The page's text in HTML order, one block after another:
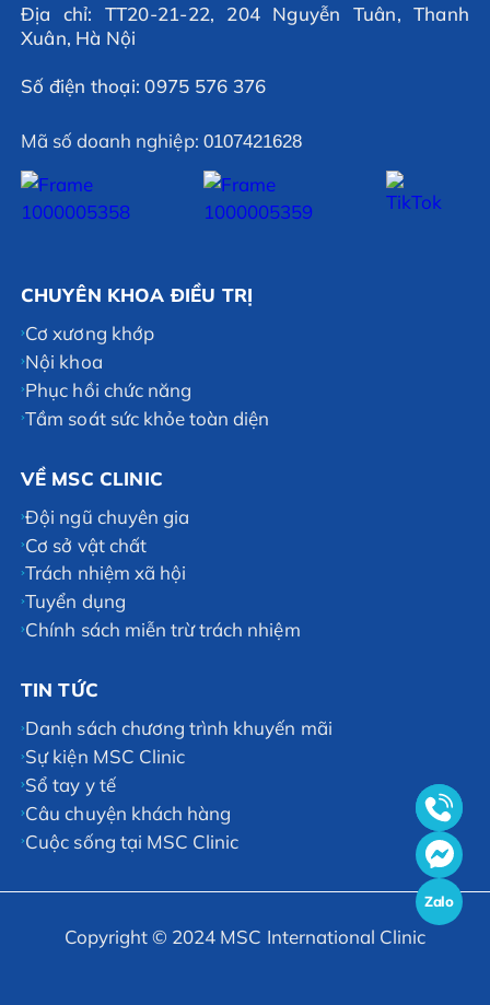
Địa chỉ: TT20-21-22, 204 Nguyễn Tuân, Thanh
Xuân, Hà Nội
Số điện thoại: 0975 576 376
Mã số doanh nghiệp: 0107421628
CHUYÊN KHOA ĐIỀU TRỊ
Cơ xương khớp
Nội khoa
Phục hồi chức năng
Tầm soát sức khỏe toàn diện
VỀ MSC CLINIC
Đội ngũ chuyên gia
Cơ sở vật chất
Trách nhiệm xã hội
Tuyển dụng
Chính sách miễn trừ trách nhiệm
TIN TỨC
Danh sách chương trình khuyến mãi
Sự kiện MSC Clinic
Sổ tay y tế
Câu chuyện khách hàng
Cuộc sống tại MSC Clinic
Copyright © 2024 MSC International Clinic
Zalo